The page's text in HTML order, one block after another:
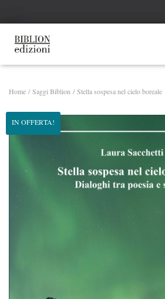
Home /Saggi Biblion / Stella sospesa nel cielo boreale
IN OFFERTA!